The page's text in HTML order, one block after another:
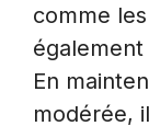
comme
En
modérée,